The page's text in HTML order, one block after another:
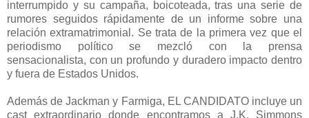
interrumpido y su campaña, boicoteada, tras una serie de
rumores seguidos rápidamente de un informe sobre una
relación extramatrimonial. Se trata de la primera vez que el
periodismo político se mezcló con la prensa
sensacionalista, con un profundo y duradero impacto dentro
y fuera de Estados Unidos.
Además de Jackman y Farmiga, EL CANDIDATO incluye un
cast extraordinario donde encontramos a J.K. Simmons